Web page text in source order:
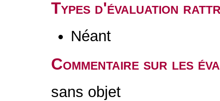
Types d'évaluation
Néant
Commentaire sur les
sans objet